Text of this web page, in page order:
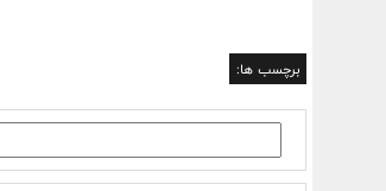
برچسب ها: